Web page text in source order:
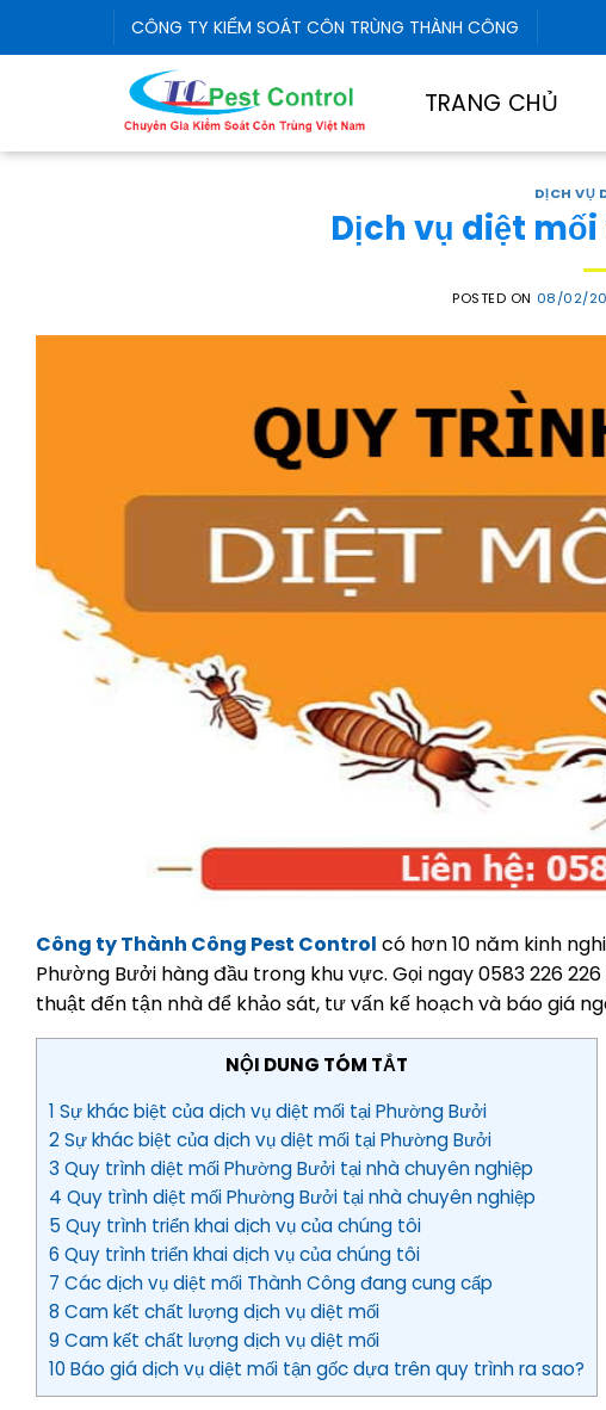
CÔNG TY KIỂM SOÁT CÔN TRÙNG THÀNH CÔNG
TRANG CHỦ
DỊCH VỤ
Dịch vụ diệt
POSTED ON 08/02/
Công ty Thành Công Pest Control có hơn 10 năm kinh
Phường Bưởi hàng đầu trong khu vực. Gọi ngay 0583 226
thuật đến tận nhà để khảo sát, tư vấn kế hoạch và báo giá
NỘI DUNG TÓM TẮT
1 Sự khác biệt của dịch vụ diệt mối tại Phường Bưởi
2 Sự khác biệt của dịch vụ diệt mối tại Phường Bưởi
3 Quy trình diệt mối Phường Bưởi tại nhà chuyên nghiệp
4 Quy trình diệt mối Phường Bưởi tại nhà chuyên nghiệp
5 Quy trình triển khai dịch vụ của chúng tôi
6 Quy trình triển khai dịch vụ của chúng tôi
7 Các dịch vụ diệt mối Thành Công đang cung cấp
8 Cam kết chất lượng dịch vụ diệt mối
9 Cam kết chất lượng dịch vụ diệt mối
10 Báo giá dịch vụ diệt mối tận gốc dựa trên quy trình ra sao?